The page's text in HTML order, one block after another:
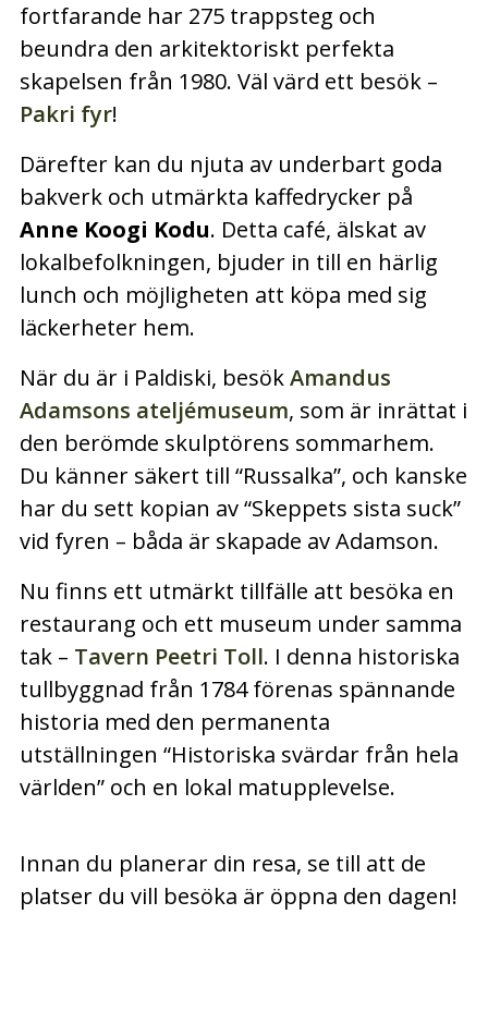
fortfarande har 275 trappsteg och
beundra den arkitektoriskt perfekta
skapelsen från 1980. Väl värd ett besök –
Pakri fyr!
Därefter kan du njuta av underbart goda
bakverk och utmärkta kaffedrycker på
Anne Koogi Kodu. Detta café, älskat av
lokalbefolkningen, bjuder in till en härlig
lunch och möjligheten att köpa med sig
läckerheter hem.
När du är i Paldiski, besökAmandus
Adamsons ateljémuseum, som är inrättat i
den berömde skulptörens sommarhem.
Du känner säkert till “Russalka”, och kanske
har du sett kopian av “Skeppets sista suck”
vid fyren – båda är skapade av Adamson.
Nu finns ett utmärkt tillfälle att besöka en
restaurang och ett museum under samma
tak – Tavern Peetri Toll. I denna historiska
tullbyggnad från 1784 förenas spännande
historia med den permanenta
utställningen “Historiska svärdar från hela
världen” och en lokal matupplevelse.
Innan du planerar din resa, se till att de
platser du vill besöka är öppna den dagen!